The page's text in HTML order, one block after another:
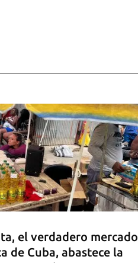
el verdadero mercado
de Cuba, abastece la